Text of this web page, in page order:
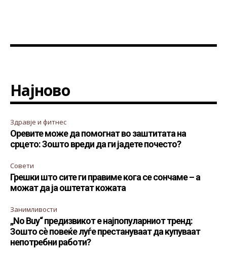
Најново
Здравје и фитнес
Оревите може да помогнат во заштитата на
срцето: Зошто вреди да ги јадете почесто?
Совети
Грешки што сите ги правиме кога се сончаме – а
можат да ја оштетат кожата
Занимливости
„No Buy“ предизвикот е најпопуларниот тренд:
Зошто сè повеќе луѓе престануваат да купуваат
непотребни работи?